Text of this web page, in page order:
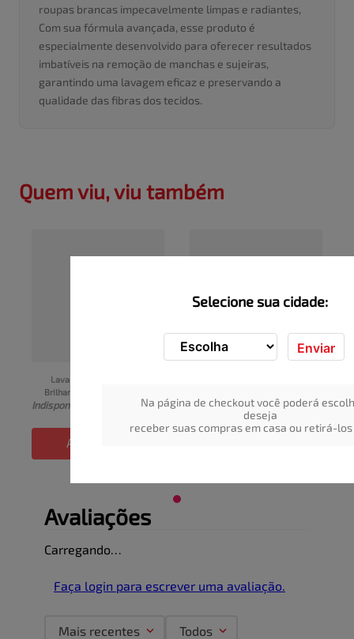
Selecione sua cidade:
Enviar
Na página de checkout você poderá
deseja
receber suas compras em casa ou retirá-
roupas brancas impecavelmente limpas e radiantes,
Com sua fórmula avançada, esse produto é
especialmente desenvolvido para oferecer resultados
imbatíveis na remoção de manchas e sujeiras,
garantindo uma lavagem eficaz e preservando a
qualidade das fibras dos tecidos.
Quem viu, viu também
Lava Roupas em Pó
Brilhante Limpeza Total
Roupas Brancas &
1,6kg
Indisponível
ADICIONAR
Pacote 5,6kg
Indisponível
Avaliações
Carregando…
Faça login para escrever uma avaliação.
Mais recentes Todos